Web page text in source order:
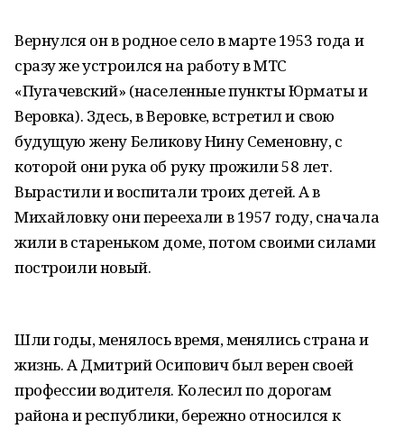
Вернулся он в родное село в марте 1953 года и
сразу же устроился на работу в МТС
«Пугачевский» (населенные пункты Юрматы и
Веровка). Здесь, в Веровке, встретил и свою
будущую жену Беликову Нину Семеновну, с
которой они рука об руку прожили 58 лет.
Вырастили и воспитали троих детей. А в
Михайловку они переехали в 1957 году, сначала
жили в стареньком доме, потом своими силами
построили новый.
Шли годы, менялось время, менялись страна и
жизнь. А Дмитрий Осипович был верен своей
профессии водителя. Колесил по дорогам
района и республики, бережно относился к